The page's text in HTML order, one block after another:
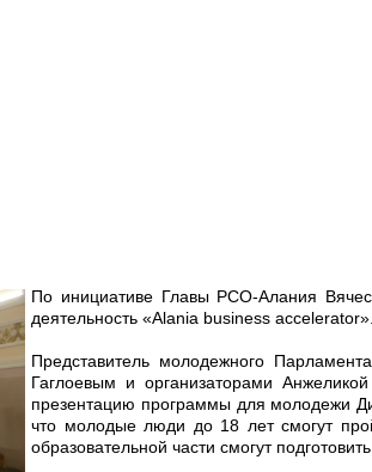
По инициативе Главы РСО-Алания
деятельность «Alania business accelerator».
Представитель молодежного
Гаглоевым и организаторами
презентацию программы для молодежи
что молодые люди до 18 лет смогут
образовательной части смогут